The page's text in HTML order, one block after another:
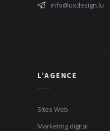
info@uxdesign.lu
L’AGENCE
Sites Web
Marketing digital